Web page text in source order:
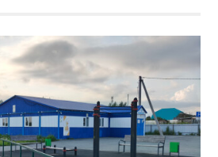
Читать